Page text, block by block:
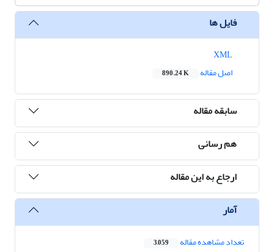
فایل ها
اصل مقاله
890.24 K
سابقه مقاله
هم رسانی
ارجاع به این مقاله
آمار
تعداد مشاهده مقاله 3,059